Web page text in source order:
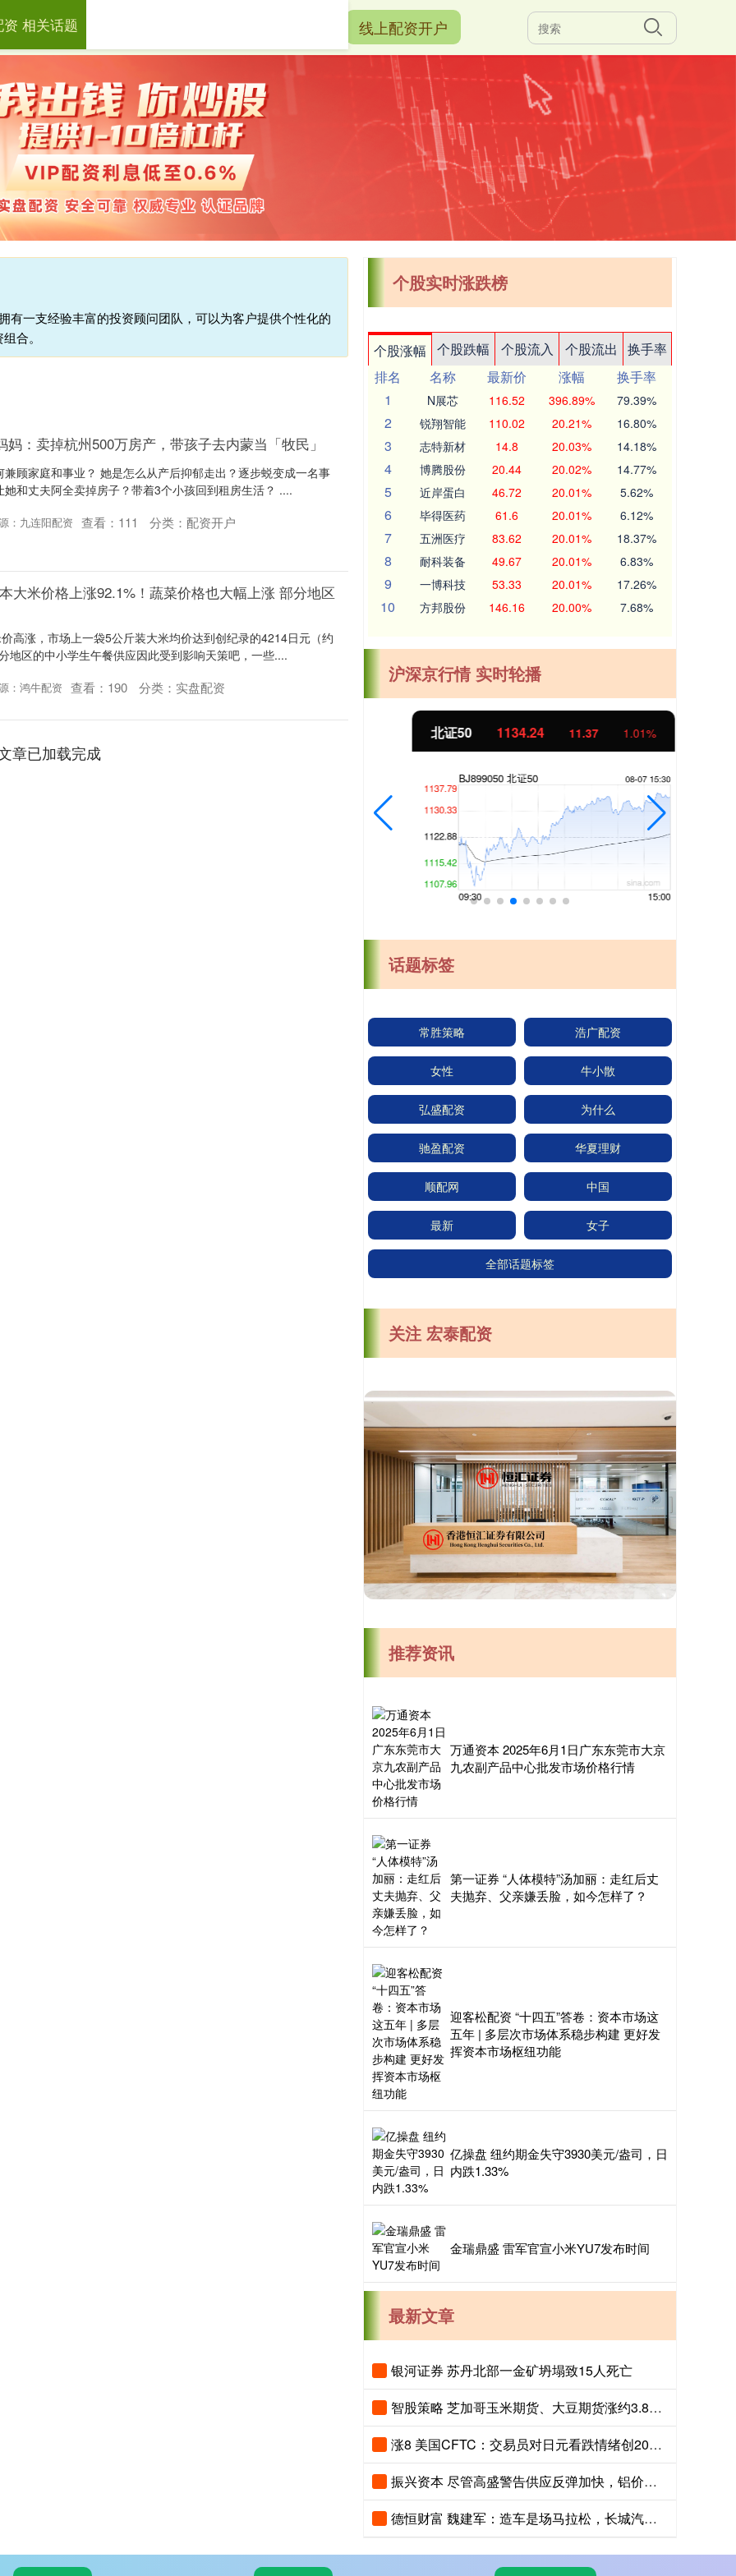
宏泰配资 线上配资开户
有一支经验丰富的投资顾问团队，可以为客户提供个性化的
合。
相关话题
：卖掉杭州500万房产，带孩子去内蒙当「牧民」
顾家庭和事业？ 她是怎么从产后抑郁走出？逐步蜕变成一名事
和丈夫阿全卖掉房子？带着3个小孩回到租房生活？ ....
：九连阳配资 查看： 111 分类： 配资开户
大米价格上涨92.1%！蔬菜价格也大幅上涨 部分地区
高涨，市场上一袋5公斤装大米均价达到创纪录的4214日元（约
地区的中小学生午餐供应因此受到影响天策吧，一些....
：鸿牛配资 查看： 190 分类： 实盘配资
章已加载完成
个股实时涨跌榜
个股涨幅 个股跌幅 个股流入 个股流出
换手率
排名
名称 最新价 涨幅
换手率
1
N展芯 116.52 396.89% 79.39%
2 锐翔智能 110.02 20.21% 16.80%
3 志特新材 14.8 20.03% 14.18%
4 博腾股份 20.44 20.02% 14.77%
5 近岸蛋白 46.72 20.01% 5.62%
6 毕得医药 61.6 20.01% 6.12%
7 五洲医疗 83.62 20.01% 18.37%
8 耐科装备 49.67 20.01% 6.83%
9 一博科技 53.33 20.01% 17.26%
10 方邦股份 146.16 20.00% 7.68%
沪深京行情 实时轮播
北证50 1134.24 11.37 1.01%
话题标签
常胜策略 浩广配资
女性 牛小散
弘盛配资 为什么
驰盈配资 华夏理财
顺配网 中国
最新 女子
全部话题标签
关注 宏泰配资
推荐资讯
万通资本 2025年6月1日广东东莞市大京
九农副产品中心批发市场价格行情
第一证券 “人体模特”汤加丽：走红后丈
夫抛弃、父亲嫌丢脸，如今怎样了？
迎客松配资 “十四五”答卷：资本市场这
五年 | 多层次市场体系稳步构建 更好发
挥资本市场枢纽功能
亿操盘 纽约期金失守3930美元/盎司，日
内跌1.33%
金瑞鼎盛 雷军官宣小米YU7发布时间
最新文章
银河证券 苏丹北部一金矿坍塌致15人死亡
智股策略 芝加哥玉米期货、大豆期货涨约3.8%，投资者关注夏季天气对全球农作物生长构成的风险
涨8 美国CFTC：交易员对日元看跌情绪创2007年以来最高，对美元看涨程度创2015年以来最高
振兴资本 尽管高盛警告供应反弹加快，铝价依然上涨
德恒财富 魏建军：造车是场马拉松，长城汽车聚焦长期主义与有质量的市占率